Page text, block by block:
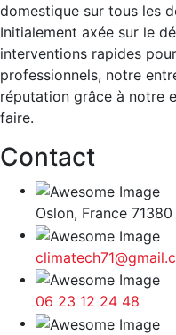
domestique sur tous les
Initialement axée sur le
interventions rapides
professionnels, notre
réputation grâce à notre
faire.
Contact
Oslon, France 71380
06 23 12 24 48